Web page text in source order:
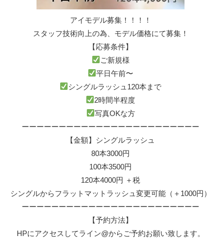
アイモデル募集！！！！
スタッフ技術向上の為、モデル価格にて募集！
【応募条件】
ご新規様
平日午前〜
シングルラッシュ120本まで
2時間半程度
写真OKな方
ーーーーーーーーーーーーーーーーーーーーーーーー
【金額】シングルラッシュ
80本3000円
100本3500円
120本4000円 ＋税
シングルからフラットマットラッシュ変更可能（＋1000円）
ーーーーーーーーーーーーーーーーーーーーーーーー
【予約方法】
HPにアクセスしてライン@からご予約お願い致します。